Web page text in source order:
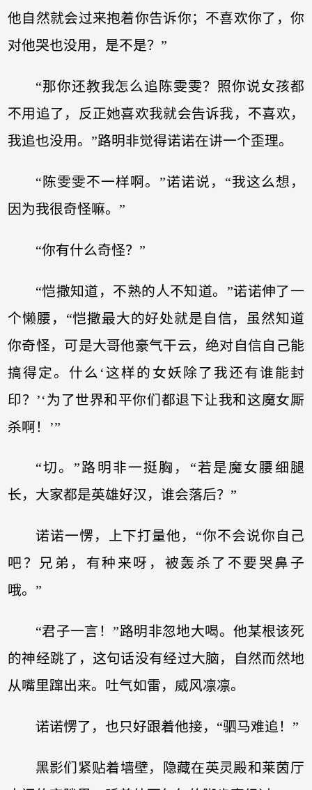
他自然就会过来抱着你告诉你；不喜欢你了，你
对他哭也没用，是不是？”
“那你还教我怎么追陈雯雯？照你说女孩都
不用追了，反正她喜欢我就会告诉我，不喜欢，
我追也没用。”路明非觉得诺诺在讲一个歪理。
“陈雯雯不一样啊。”诺诺说，“我这么想，
因为我很奇怪嘛。”
“你有什么奇怪？”
“恺撒知道，不熟的人不知道。”诺诺伸了一
个懒腰，“恺撒最大的好处就是自信，虽然知道
你奇怪，可是大哥他豪气干云，绝对自信自己能
搞得定。什么‘这样的女妖除了我还有谁能封
印？’‘为了世界和平你们都退下让我和这魔女厮
杀啊！’”
“切。”路明非一挺胸，“若是魔女腰细腿
长，大家都是英雄好汉，谁会落后？”
诺诺一愣，上下打量他，“你不会说你自己
吧？兄弟，有种来呀，被轰杀了不要哭鼻子
哦。”
“君子一言！”路明非忽地大喝。他某根该死
的神经跳了，这句话没有经过大脑，自然而然地
从嘴里蹿出来。吐气如雷，威风凛凛。
诺诺愣了，也只好跟着他接，“驷马难追！”
黑影们紧贴着墙壁，隐藏在英灵殿和莱茵厅